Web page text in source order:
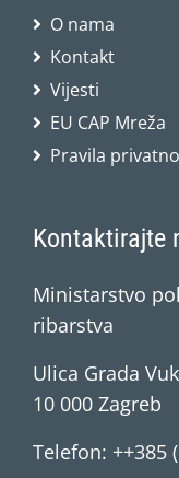
O nama
Kontakt
Vijesti
EU CAP Mreža
Pravila
Kontaktirajte
Ministarstvo
ribarstva
Ulica Grada
10 000 Zagreb
Telefon: ++385